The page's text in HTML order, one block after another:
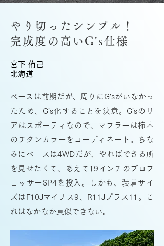
やり切ったシンプル！
完成度の高いG's仕様
宮下 侑己
北海道
ベースは前期だが、周りにG'sがいなかっ
たため、G's化することを決意。G'sのリ
アはスポーティなので、マフラーは柿本
のチタンカラーをコーディネート。ちな
みにベースは4WDだが、やればできる所
を見せたくて、あえて19インチのプロフ
ェッサーSP4を投入。しかも、装着サイ
ズはF10Jマイナス9、R11Jプラス11。こ
れはなかなか真似できない。